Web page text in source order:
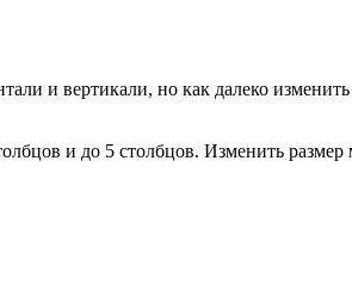
и вертикали, но как далеко
и до 5 столбцов. Изменить